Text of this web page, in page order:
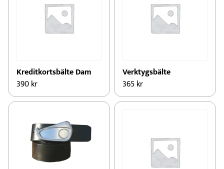
Kreditkortsbälte Dam
390kr
Verktygsbälte
365kr